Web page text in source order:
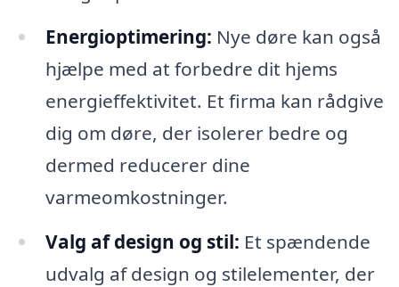
Energioptimering: Nye døre kan også
hjælpe med at forbedre dit hjems
energieffektivitet. Et firma kan rådgive
dig om døre, der isolerer bedre og
dermed reducerer dine
varmeomkostninger.
Valg af design og stil: Et spændende
udvalg af design og stilelementer, der